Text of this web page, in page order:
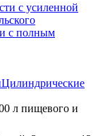
с усиленной
с полным
Цилиндрические
л пищевого и